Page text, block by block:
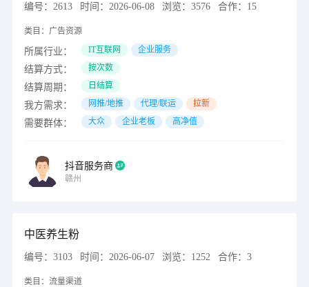
编号： 2613 时间： 2026-06-08 浏览： 3576 合作： 15
类目： 广告资源
所属行业： IT互联网 企业服务
结算方式： 按次数
结算周期： 日结算
我方需求： 网推/地推 代理/联运 拉新
需要群体： 大众 企业老板 高净值
抖音服务商
赣州
中医养生粉
编号： 3103 时间： 2026-06-07 浏览： 1252 合作： 3
类目： 流量渠道